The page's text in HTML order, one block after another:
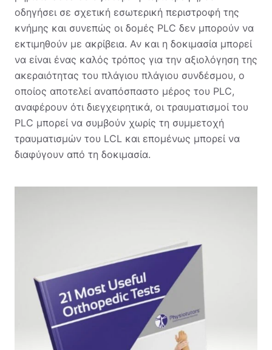
οδηγήσει σε σχετική εσωτερική περιστροφή της
κνήμης και συνεπώς οι δομές PLC δεν μπορούν να
εκτιμηθούν με ακρίβεια. Αν και η δοκιμασία μπορεί
να είναι ένας καλός τρόπος για την αξιολόγηση της
ακεραιότητας του πλάγιου πλάγιου συνδέσμου, ο
οποίος αποτελεί αναπόσπαστο μέρος του PLC,
αναφέρουν ότι διεγχειρητικά, οι τραυματισμοί του
PLC μπορεί να συμβούν χωρίς τη συμμετοχή
τραυματισμών του LCL και επομένως μπορεί να
διαφύγουν από τη δοκιμασία.